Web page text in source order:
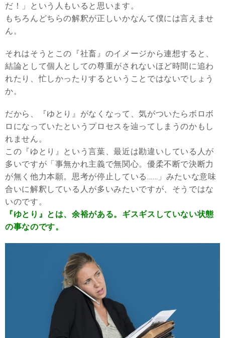
だ！」という人もいると思います。
もちろんどちらの解釈が正しいかなんて僕には言えませ
ん。
それはそうとこの『社畜』のイメージから連想すると、
結論として個人としての尊重がされないほど時間に追わ
れたり、忙しかったりするということではないでしょう
か。
だから、『ゆとり』がなくなって、気がついたらボロボ
ロになっていたというプロセスを辿ってしまうのかもし
れません。
この『ゆとり』という言葉、最近は勘違いしている人が
多いですが「事無かれ主義で無関心。優柔不断で決断力
が無く他力本願。思考が停止している……」みたいな意味
合いに解釈している人が多いみたいですが、そうではな
いのです。
『ゆとり』とは、余裕がある。ギスギスしていない状態
の事なのです。